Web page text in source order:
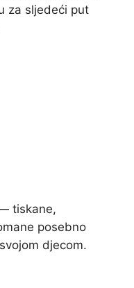
za sljedeći put
tiskane,
posebno
djecom.